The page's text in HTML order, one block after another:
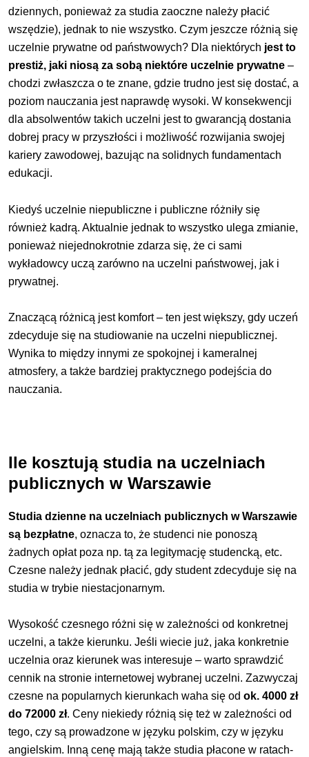
dziennych, ponieważ za studia zaoczne należy płacić
wszędzie), jednak to nie wszystko. Czym jeszcze różnią się
uczelnie prywatne od państwowych? Dla niektórych jest to
prestiż, jaki niosą za sobą niektóre uczelnie prywatne –
chodzi zwłaszcza o te znane, gdzie trudno jest się dostać, a
poziom nauczania jest naprawdę wysoki. W konsekwencji
dla absolwentów takich uczelni jest to gwarancją dostania
dobrej pracy w przyszłości i możliwość rozwijania swojej
kariery zawodowej, bazując na solidnych fundamentach
edukacji.
Kiedyś uczelnie niepubliczne i publiczne różniły się
również kadrą. Aktualnie jednak to wszystko ulega zmianie,
ponieważ niejednokrotnie zdarza się, że ci sami
wykładowcy uczą zarówno na uczelni państwowej, jak i
prywatnej.
Znaczącą różnicą jest komfort – ten jest większy, gdy uczeń
zdecyduje się na studiowanie na uczelni niepublicznej.
Wynika to między innymi ze spokojnej i kameralnej
atmosfery, a także bardziej praktycznego podejścia do
nauczania.
Ile kosztują studia na uczelniach
publicznych w Warszawie
Studia dzienne na uczelniach publicznych w Warszawie
są bezpłatne, oznacza to, że studenci nie ponoszą
żadnych opłat poza np. tą za legitymację studencką, etc.
Czesne należy jednak płacić, gdy student zdecyduje się na
studia w trybie niestacjonarnym.
Wysokość czesnego różni się w zależności od konkretnej
uczelni, a także kierunku. Jeśli wiecie już, jaka konkretnie
uczelnia oraz kierunek was interesuje – warto sprawdzić
cennik na stronie internetowej wybranej uczelni. Zazwyczaj
czesne na popularnych kierunkach waha się odok. 4000 zł
do 72000 zł. Ceny niekiedy różnią się też w zależności od
tego, czy są prowadzone w języku polskim, czy w języku
angielskim. Inną cenę mają także studia płacone w ratach-